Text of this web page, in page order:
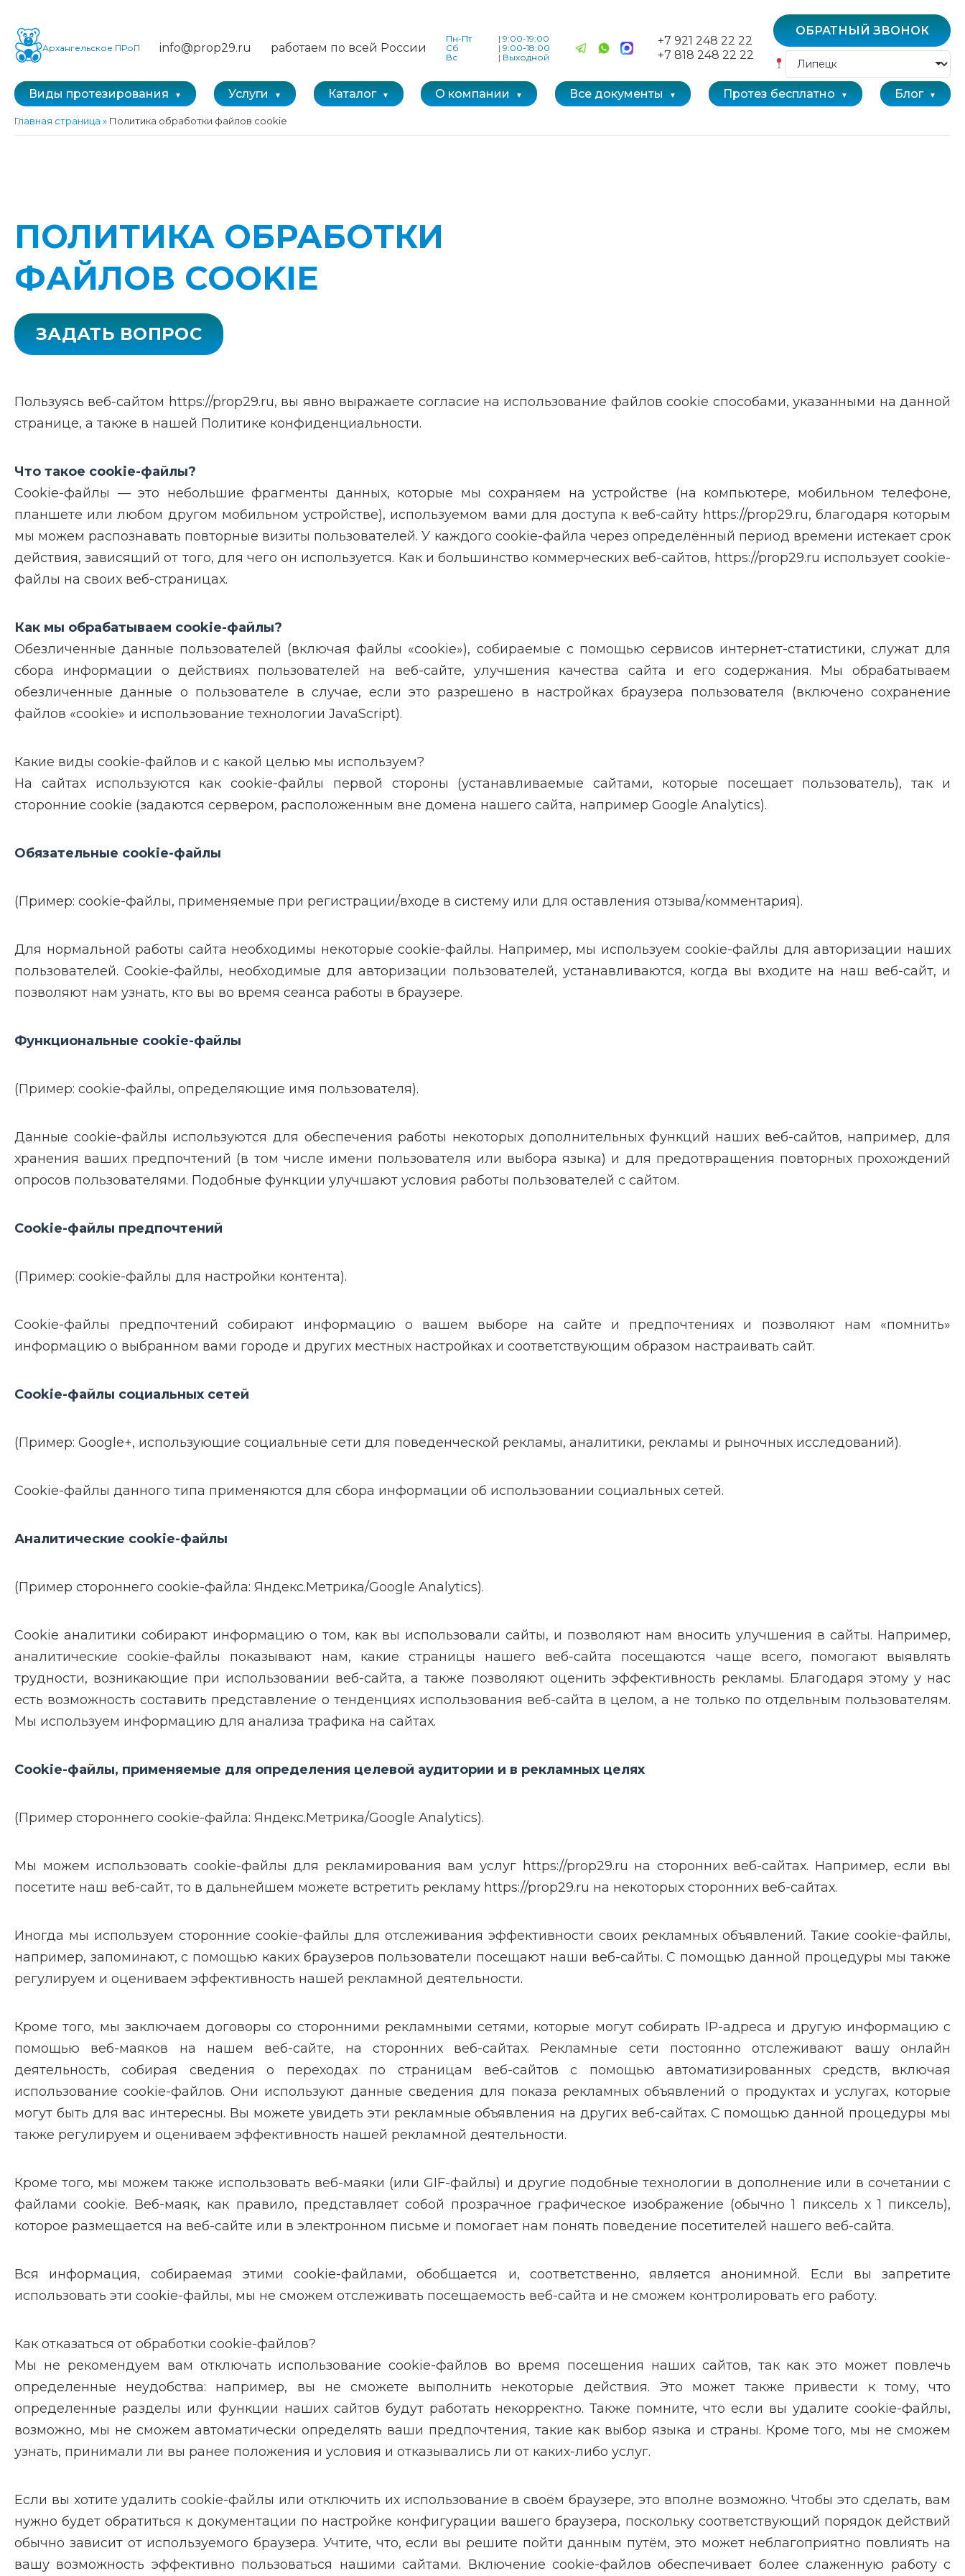
Архангельское ПРоП info@prop29.ru работаем по всей России
Пн-Пт | 9:00-19:00
Сб
| 9:00-18:00
Вс
| Выходной
+7 921 248 22 22
+7 818 248 22 22
ОБРАТНЫЙ ЗВОНОК
Виды протезирования Услуги Каталог О компании Все документы Протез бесплатно Блог
Главная страница » Политика обработки файлов cookie
ПОЛИТИКА ОБРАБОТКИ
ФАЙЛОВ COOKIE
ЗАДАТЬ ВОПРОС
Пользуясь веб-сайтом https://prop29.ru, вы явно выражаете согласие на использование файлов cookie способами, указанными на данной
странице, а также в нашей Политике конфиденциальности.
Что такое cookie-файлы?
Cookie-файлы — это небольшие фрагменты данных, которые мы сохраняем на устройстве (на компьютере, мобильном телефоне,
планшете или любом другом мобильном устройстве), используемом вами для доступа к веб-сайту https://prop29.ru, благодаря которым
мы можем распознавать повторные визиты пользователей. У каждого cookie-файла через определённый период времени истекает срок
действия, зависящий от того, для чего он используется. Как и большинство коммерческих веб-сайтов, https://prop29.ru использует cookie-
файлы на своих веб-страницах.
Как мы обрабатываем cookie-файлы?
Обезличенные данные пользователей (включая файлы «cookie»), собираемые с помощью сервисов интернет-статистики, служат для
сбора информации о действиях пользователей на веб-сайте, улучшения качества сайта и его содержания. Мы обрабатываем
обезличенные данные о пользователе в случае, если это разрешено в настройках браузера пользователя (включено сохранение
файлов «cookie» и использование технологии JavaScript).
Какие виды cookie-файлов и с какой целью мы используем?
На сайтах используются как cookie-файлы первой стороны (устанавливаемые сайтами, которые посещает пользователь), так и
сторонние cookie (задаются сервером, расположенным вне домена нашего сайта, например Google Analytics).
Обязательные cookie-файлы
(Пример: cookie-файлы, применяемые при регистрации/входе в систему или для оставления отзыва/комментария).
Для нормальной работы сайта необходимы некоторые cookie-файлы. Например, мы используем cookie-файлы для авторизации наших
пользователей. Cookie-файлы, необходимые для авторизации пользователей, устанавливаются, когда вы входите на наш веб-сайт, и
позволяют нам узнать, кто вы во время сеанса работы в браузере.
Функциональные cookie-файлы
(Пример: cookie-файлы, определяющие имя пользователя).
Данные cookie-файлы используются для обеспечения работы некоторых дополнительных функций наших веб-сайтов, например, для
хранения ваших предпочтений (в том числе имени пользователя или выбора языка) и для предотвращения повторных прохождений
опросов пользователями. Подобные функции улучшают условия работы пользователей с сайтом.
Cookie-файлы предпочтений
(Пример: cookie-файлы для настройки контента).
Cookie-файлы предпочтений собирают информацию о вашем выборе на сайте и предпочтениях и позволяют нам «помнить»
информацию о выбранном вами городе и других местных настройках и соответствующим образом настраивать сайт.
Cookie-файлы социальных сетей
(Пример: Google+, использующие социальные сети для поведенческой рекламы, аналитики, рекламы и рыночных исследований).
Cookie-файлы данного типа применяются для сбора информации об использовании социальных сетей.
Аналитические cookie-файлы
(Пример стороннего cookie-файла: Яндекс.Метрика/Google Analytics).
Cookie аналитики собирают информацию о том, как вы использовали сайты, и позволяют нам вносить улучшения в сайты. Например,
аналитические cookie-файлы показывают нам, какие страницы нашего веб-сайта посещаются чаще всего, помогают выявлять
трудности, возникающие при использовании веб-сайта, а также позволяют оценить эффективность рекламы. Благодаря этому у нас
есть возможность составить представление о тенденциях использования веб-сайта в целом, а не только по отдельным пользователям.
Мы используем информацию для анализа трафика на сайтах.
Cookie-файлы, применяемые для определения целевой аудитории и в рекламных целях
(Пример стороннего cookie-файла: Яндекс.Метрика/Google Analytics).
Мы можем использовать cookie-файлы для рекламирования вам услуг https://prop29.ru на сторонних веб-сайтах. Например, если вы
посетите наш веб-сайт, то в дальнейшем можете встретить рекламу https://prop29.ru на некоторых сторонних веб-сайтах.
Иногда мы используем сторонние cookie-файлы для отслеживания эффективности своих рекламных объявлений. Такие cookie-файлы,
например, запоминают, с помощью каких браузеров пользователи посещают наши веб-сайты. С помощью данной процедуры мы также
регулируем и оцениваем эффективность нашей рекламной деятельности.
Кроме того, мы заключаем договоры со сторонними рекламными сетями, которые могут собирать IP-адреса и другую информацию с
помощью веб-маяков на нашем веб-сайте, на сторонних веб-сайтах. Рекламные сети постоянно отслеживают вашу онлайн
деятельность, собирая сведения о переходах по страницам веб-сайтов с помощью автоматизированных средств, включая
использование cookie-файлов. Они используют данные сведения для показа рекламных объявлений о продуктах и услугах, которые
могут быть для вас интересны. Вы можете увидеть эти рекламные объявления на других веб-сайтах. С помощью данной процедуры мы
также регулируем и оцениваем эффективность нашей рекламной деятельности.
Кроме того, мы можем также использовать веб-маяки (или GIF-файлы) и другие подобные технологии в дополнение или в сочетании с
файлами cookie. Веб-маяк, как правило, представляет собой прозрачное графическое изображение (обычно 1 пиксель х 1 пиксель),
которое размещается на веб-сайте или в электронном письме и помогает нам понять поведение посетителей нашего веб-сайта.
Вся информация, собираемая этими cookie-файлами, обобщается и, соответственно, является анонимной. Если вы запретите
использовать эти cookie-файлы, мы не сможем отслеживать посещаемость веб-сайта и не сможем контролировать его работу.
Как отказаться от обработки cookie-файлов?
Мы не рекомендуем вам отключать использование cookie-файлов во время посещения наших сайтов, так как это может повлечь
определенные неудобства: например, вы не сможете выполнить некоторые действия. Это может также привести к тому, что
определенные разделы или функции наших сайтов будут работать некорректно. Также помните, что если вы удалите cookie-файлы,
возможно, мы не сможем автоматически определять ваши предпочтения, такие как выбор языка и страны. Кроме того, мы не сможем
узнать, принимали ли вы ранее положения и условия и отказывались ли от каких-либо услуг.
Если вы хотите удалить cookie-файлы или отключить их использование в своём браузере, это вполне возможно. Чтобы это сделать, вам
нужно будет обратиться к документации по настройке конфигурации вашего браузера, поскольку соответствующий порядок действий
обычно зависит от используемого браузера. Учтите, что, если вы решите пойти данным путём, это может неблагоприятно повлиять на
вашу возможность эффективно пользоваться нашими сайтами. Включение cookie-файлов обеспечивает более слаженную работу с